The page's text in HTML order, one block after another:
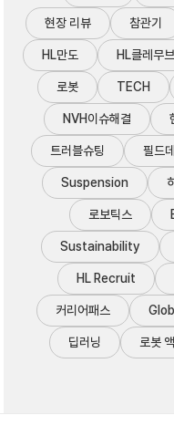
현장 리뷰 참관기
HL만도 HL클레무브
로봇 TECH
NVH이슈해결
트러블슈팅 필드
Suspension
로보틱스
Sustainability
HL Recruit
커리어패스
딥러닝 로봇